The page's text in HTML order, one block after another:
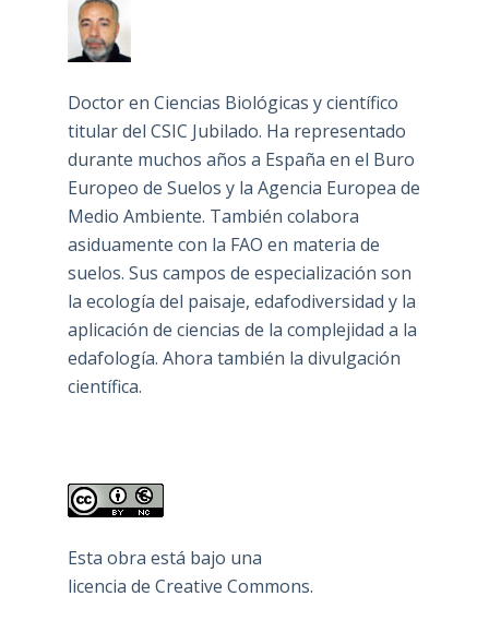
Doctor en Ciencias Biológicas y científico
titular del CSIC Jubilado. Ha representado
durante muchos años a España en el Buro
Europeo de Suelos y la Agencia Europea de
Medio Ambiente. También colabora
asiduamente con la FAO en materia de
suelos. Sus campos de especialización son
la ecología del paisaje, edafodiversidad y la
aplicación de ciencias de la complejidad a la
edafología. Ahora también la divulgación
científica.
Esta obra está bajo una
licencia de Creative Commons.